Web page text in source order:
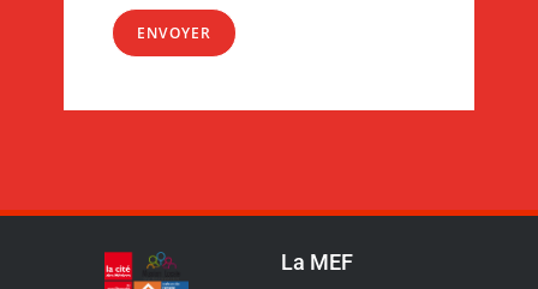
ENVOYER
La MEF